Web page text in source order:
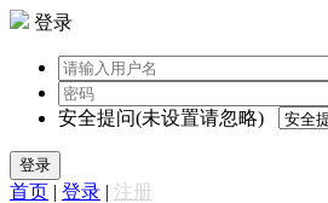
登录
安全提问(未设置请忽略)
登录
首页 | 登录 | 注册